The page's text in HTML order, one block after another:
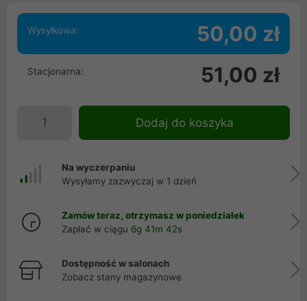
Wysyłkowa: 50,00 zł
Stacjonarna: 51,00 zł
Dodaj do koszyka
Na wyczerpaniu
Wysyłamy zazwyczaj w 1 dzień
Zamów teraz, otrzymasz w poniedziałek
Zapłać w ciągu 6g 41m 42s
Dostępność w salonach
Zobacz stany magazynowe